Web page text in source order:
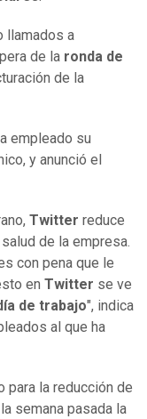
llamados a
de la ronda de
de la
empleado su
y anunció el
Twitter reduce
de la empresa.
con pena que le
en Twitter se ve
de trabajo", indica
al que ha
para la reducción de
semana pasada la